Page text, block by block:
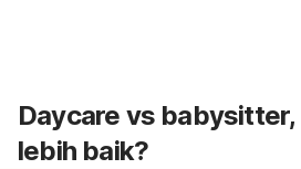
Daycare vs babysitter,
lebih baik?